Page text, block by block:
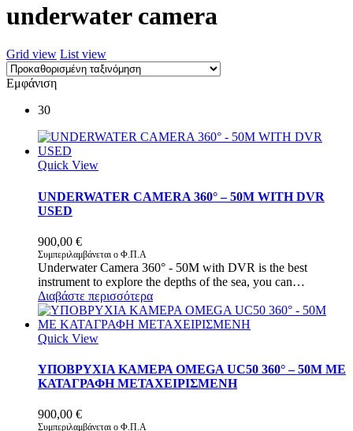
underwater camera
Grid view List view
Εμφάνιση
30
Quick View
UNDERWATER CAMERA 360° – 50M WITH DVR
USED
900,00 €
Συμπεριλαμβάνεται ο Φ.Π.Α
Underwater Camera 360° - 50M with DVR is the best
instrument to explore the depths of the sea, you can…
Διαβάστε περισσότερα
Quick View
ΥΠΟΒΡΥΧΙΑ ΚΑΜΕΡΑ OMEGA UC50 360° – 50M ΜΕ
ΚΑΤΑΓΡΑΦΗ ΜΕΤΑΧΕΙΡΙΣΜΕΝH
900,00 €
Συμπεριλαμβάνεται ο Φ.Π.Α